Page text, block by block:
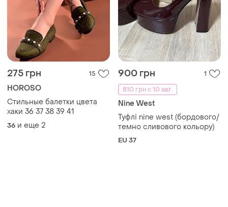
275 грн 15
HOROSO
Стильные балетки цвета
хаки 36 37 38 39 41
36 и еще 2
900 грн
1
810 грн с 10 авг.
Nine West
Туфлі nine west (бордового/
темно сливового кольору)
EU 37